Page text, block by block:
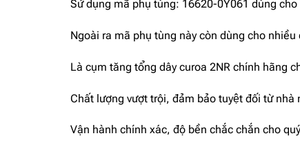
Sử dụng mã phụ tùng: 16620-0Y061 dùng cho
Ngoài ra mã phụ tùng này còn dùng cho
Là cụm tăng tổng dây curoa 2NR chính hãng
Chất lượng vượt trội, đảm bảo tuyệt đối từ nhà
Vận hành chính xác, độ bền chắc chắn cho